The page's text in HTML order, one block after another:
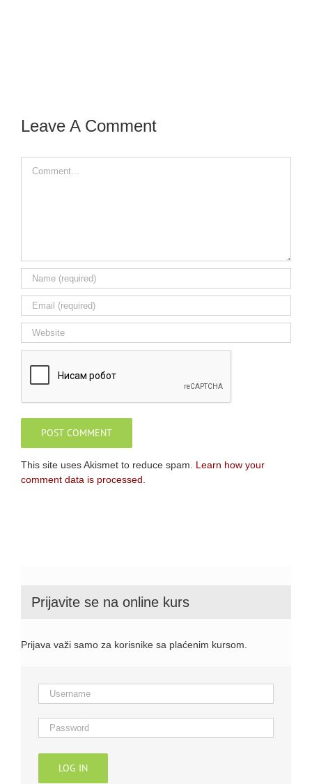
Leave A Comment
This site uses Akismet to reduce spam. Learn how your
comment data is processed.
Prijavite se na online kurs
Prijava važi samo za korisnike sa plaćenim kursom.
LOG IN